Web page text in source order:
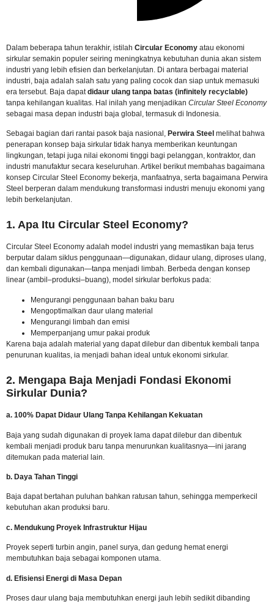
Dalam beberapa tahun terakhir, istilah Circular Economy atau ekonomi
sirkular semakin populer seiring meningkatnya kebutuhan dunia akan sistem
industri yang lebih efisien dan berkelanjutan. Di antara berbagai material
industri, baja adalah salah satu yang paling cocok dan siap untuk memasuki
era tersebut. Baja dapatdidaur ulang tanpa batas (infinitely recyclable)
tanpa kehilangan kualitas. Hal inilah yang menjadikan Circular Steel Economy
sebagai masa depan industri baja global, termasuk di Indonesia.
Sebagai bagian dari rantai pasok baja nasional, Perwira Steel melihat bahwa
penerapan konsep baja sirkular tidak hanya memberikan keuntungan
lingkungan, tetapi juga nilai ekonomi tinggi bagi pelanggan, kontraktor, dan
industri manufaktur secara keseluruhan. Artikel berikut membahas bagaimana
konsep Circular Steel Economy bekerja, manfaatnya, serta bagaimana Perwira
Steel berperan dalam mendukung transformasi industri menuju ekonomi yang
lebih berkelanjutan.
1. Apa Itu Circular Steel Economy?
Circular Steel Economy adalah model industri yang memastikan baja terus
berputar dalam siklus penggunaan—digunakan, didaur ulang, diproses ulang,
dan kembali digunakan—tanpa menjadi limbah. Berbeda dengan konsep
linear (ambil–produksi–buang), model sirkular berfokus pada:
Mengurangi penggunaan bahan baku baru
Mengoptimalkan daur ulang material
Mengurangi limbah dan emisi
Memperpanjang umur pakai produk
Karena baja adalah material yang dapat dilebur dan dibentuk kembali tanpa
penurunan kualitas, ia menjadi bahan ideal untuk ekonomi sirkular.
2. Mengapa Baja Menjadi Fondasi Ekonomi
Sirkular Dunia?
a. 100% Dapat Didaur Ulang Tanpa Kehilangan Kekuatan
Baja yang sudah digunakan di proyek lama dapat dilebur dan dibentuk
kembali menjadi produk baru tanpa menurunkan kualitasnya—ini jarang
ditemukan pada material lain.
b. Daya Tahan Tinggi
Baja dapat bertahan puluhan bahkan ratusan tahun, sehingga memperkecil
kebutuhan akan produksi baru.
c. Mendukung Proyek Infrastruktur Hijau
Proyek seperti turbin angin, panel surya, dan gedung hemat energi
membutuhkan baja sebagai komponen utama.
d. Efisiensi Energi di Masa Depan
Proses daur ulang baja membutuhkan energi jauh lebih sedikit dibanding